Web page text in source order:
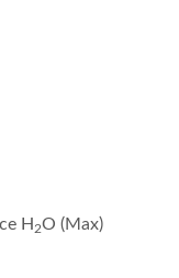
H 2O (Max)